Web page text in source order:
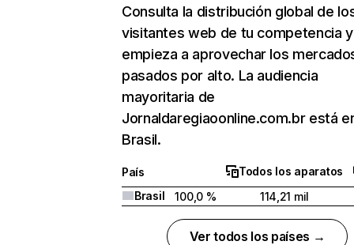
Consulta la distribución global de
visitantes web de tu competencia y
empieza a aprovechar los
pasados por alto. La audiencia
mayoritaria de
Jornaldaregiaoonline.com.br está
Brasil.
País
Todos los aparatos
Brasil
100,0 % 114,21 mil
Ver todos los países →